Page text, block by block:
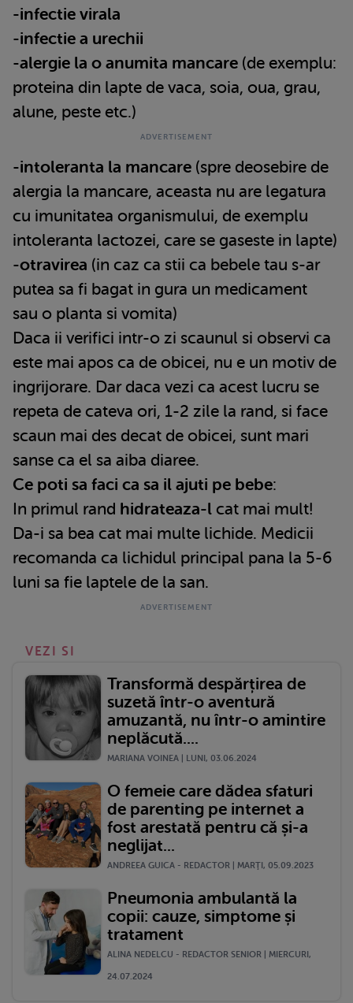
-infectie virala
-infectie a urechii
-alergie la o anumita mancare (de exemplu:
proteina din lapte de vaca, soia, oua, grau,
alune, peste etc.)
-intoleranta la mancare (spre deosebire de
alergia la mancare, aceasta nu are legatura
cu imunitatea organismului, de exemplu
intoleranta lactozei, care se gaseste in lapte)
-otravirea (in caz ca stii ca bebele tau s-ar
putea sa fi bagat in gura un medicament
sau o planta si vomita)
Daca ii verifici intr-o zi scaunul si observi ca
este mai apos ca de obicei, nu e un motiv de
ingrijorare. Dar daca vezi ca acest lucru se
repeta de cateva ori, 1-2 zile la rand, si face
scaun mai des decat de obicei, sunt mari
sanse ca el sa aiba diaree.
Ce poti sa faci ca sa il ajuti pe bebe:
In primul rand hidrateaza-l cat mai mult!
Da-i sa bea cat mai multe lichide. Medicii
recomanda ca lichidul principal pana la 5-6
luni sa fie laptele de la san.
VEZI SI
Transformă despărțirea de
suzetă într-o aventură
amuzantă, nu într-o amintire
neplăcută....
MARIANA VOINEA | LUNI, 03.06.2024
O femeie care dădea sfaturi
de parenting pe internet a
fost arestată pentru că și-a
neglijat...
ANDREEA GUICA - REDACTOR | MARŢI, 05.09.2023
Pneumonia ambulantă la
copii: cauze, simptome și
tratament
ALINA NEDELCU - REDACTOR SENIOR | MIERCURI,
24.07.2024